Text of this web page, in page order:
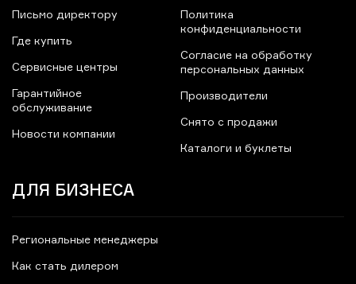
Письмо директору
Где купить
Сервисные центры
Гарантийное
обслуживание
Новости компании
Политика
конфиденциальности
Согласие на обработку
персональных данных
Производители
Снято с продажи
Каталоги и буклеты
ДЛЯ БИЗНЕСА
Региональные менеджеры
Как стать дилером